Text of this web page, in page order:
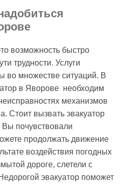
возможность быстро
трудности. Услуги
во множестве ситуаций. В
в Яворове необходим
механизмов
Стоит вызвать эвакуатор
почувствовали
продолжать движение
воздействия погодных
дороге, слетели с
эвакуатор поможет